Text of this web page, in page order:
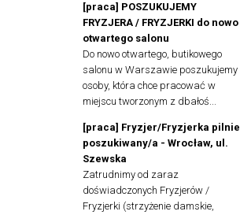
[praca] POSZUKUJEMY
FRYZJERA / FRYZJERKI do nowo
otwartego salonu
Do nowo otwartego, butikowego
salonu w Warszawie poszukujemy
osoby, która chce pracować w
miejscu tworzonym z dbałoś...
[praca] Fryzjer/Fryzjerka pilnie
poszukiwany/a - Wrocław, ul.
Szewska
Zatrudnimy od zaraz
doświadczonych Fryzjerów /
Fryzjerki (strzyżenie damskie,